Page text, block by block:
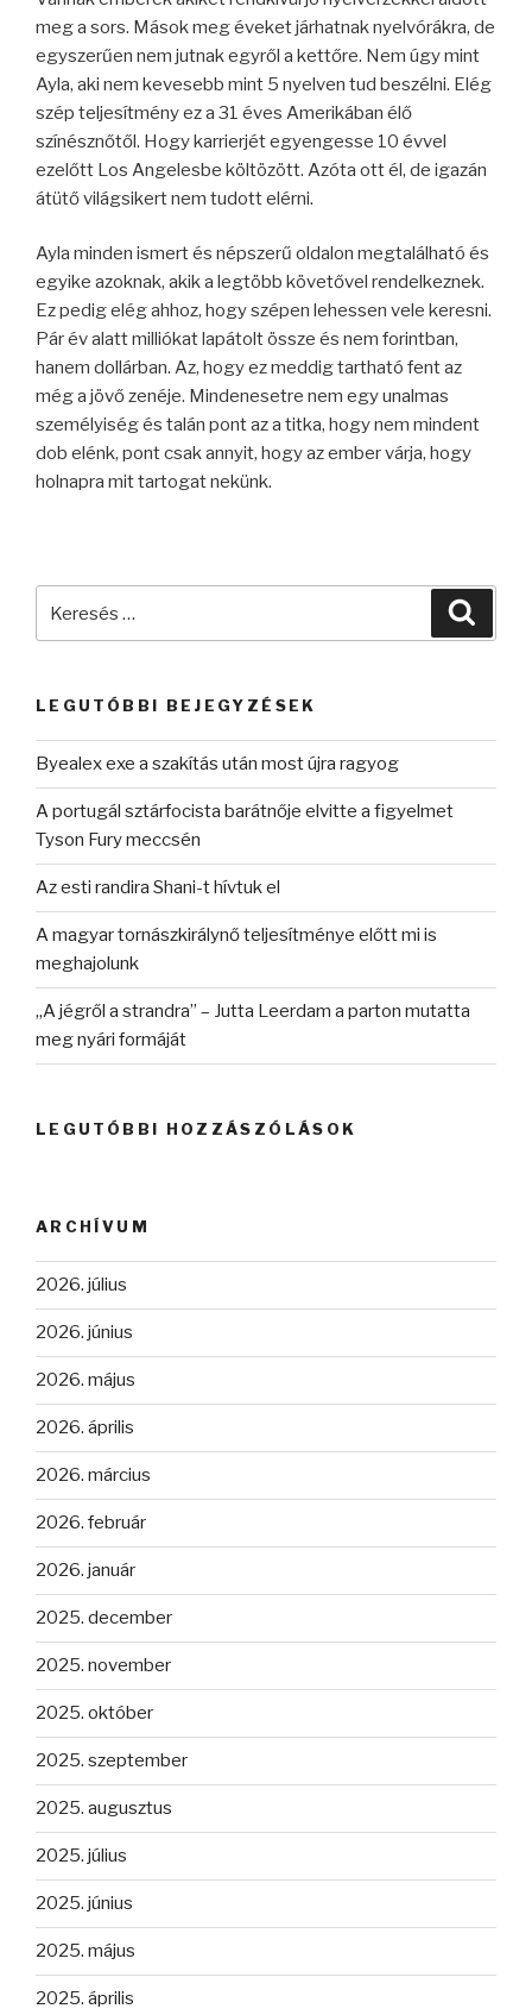
meg a sors. Mások meg éveket járhatnak nyelvórákra, de
egyszerűen nem jutnak egyről a kettőre. Nem úgy mint
Ayla, aki nem kevesebb mint 5 nyelven tud beszélni. Elég
szép teljesítmény ez a 31 éves Amerikában élő
színésznőtől. Hogy karrierjét egyengesse 10 évvel
ezelőtt Los Angelesbe költözött. Azóta ott él, de igazán
átütő világsikert nem tudott elérni.
Ayla minden ismert és népszerű oldalon megtalálható és
egyike azoknak, akik a legtöbb követővel rendelkeznek.
Ez pedig elég ahhoz, hogy szépen lehessen vele keresni.
Pár év alatt milliókat lapátolt össze és nem forintban,
hanem dollárban. Az, hogy ez meddig tartható fent az
még a jövő zenéje. Mindenesetre nem egy unalmas
személyiség és talán pont az a titka, hogy nem mindent
dob elénk, pont csak annyit, hogy az ember várja, hogy
holnapra mit tartogat nekünk.
LEGUTÓBBI BEJEGYZÉSEK
Byealex exe a szakítás után most újra ragyog
A portugál sztárfocista barátnője elvitte a figyelmet
Tyson Fury meccsén
Az esti randira Shani-t hívtuk el
A magyar tornászkirálynő teljesítménye előtt mi is
meghajolunk
„A jégről a strandra” – Jutta Leerdam a parton mutatta
meg nyári formáját
LEGUTÓBBI HOZZÁSZÓLÁSOK
ARCHÍVUM
2026. július
2026. június
2026. május
2026. április
2026. március
2026. február
2026. január
2025. december
2025. november
2025. október
2025. szeptember
2025. augusztus
2025. július
2025. június
2025. május
2025. április